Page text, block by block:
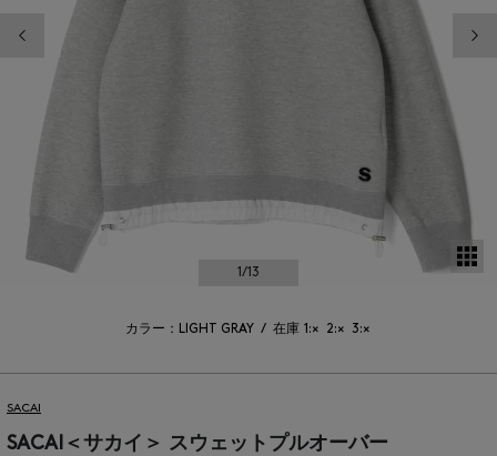
前の画像
1/13
カラー：LIGHT GRAY / 在庫 1:× 2:× 3:×
SACAI
SACAI＜サカイ＞ スウェットプルオーバー